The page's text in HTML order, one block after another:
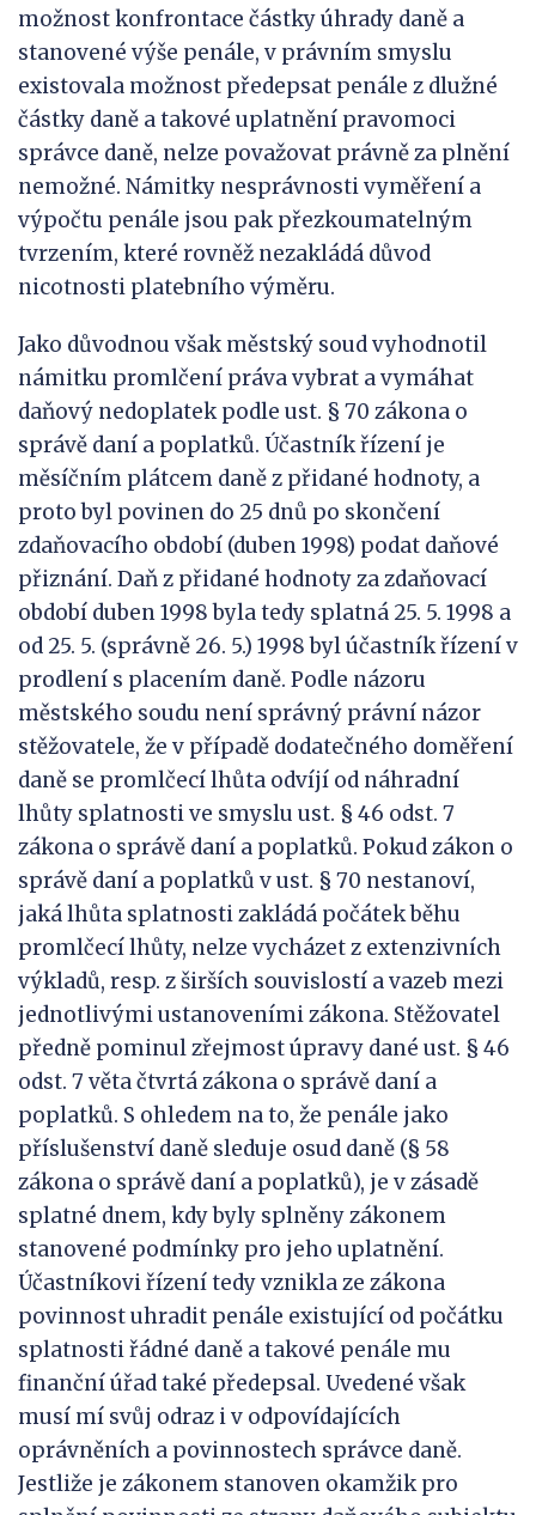
možnost konfrontace částky úhrady daně a
stanovené výše penále, v právním smyslu
existovala možnost předepsat penále z dlužné
částky daně a takové uplatnění pravomoci
správce daně, nelze považovat právně za plnění
nemožné. Námitky nesprávnosti vyměření a
výpočtu penále jsou pak přezkoumatelným
tvrzením, které rovněž nezakládá důvod
nicotnosti platebního výměru.
Jako důvodnou však městský soud vyhodnotil
námitku promlčení práva vybrat a vymáhat
daňový nedoplatek podle ust. § 70 zákona o
správě daní a poplatků. Účastník řízení je
měsíčním plátcem daně z přidané hodnoty, a
proto byl povinen do 25 dnů po skončení
zdaňovacího období (duben 1998) podat daňové
přiznání. Daň z přidané hodnoty za zdaňovací
období duben 1998 byla tedy splatná 25. 5. 1998 a
od 25. 5. (správně 26. 5.) 1998 byl účastník řízení v
prodlení s placením daně. Podle názoru
městského soudu není správný právní názor
stěžovatele, že v případě dodatečného doměření
daně se promlčecí lhůta odvíjí od náhradní
lhůty splatnosti ve smyslu ust. § 46 odst. 7
zákona o správě daní a poplatků. Pokud zákon o
správě daní a poplatků v ust. § 70 nestanoví,
jaká lhůta splatnosti zakládá počátek běhu
promlčecí lhůty, nelze vycházet z extenzivních
výkladů, resp. z širších souvislostí a vazeb mezi
jednotlivými ustanoveními zákona. Stěžovatel
předně pominul zřejmost úpravy dané ust. § 46
odst. 7 věta čtvrtá zákona o správě daní a
poplatků. S ohledem na to, že penále jako
příslušenství daně sleduje osud daně (§ 58
zákona o správě daní a poplatků), je v zásadě
splatné dnem, kdy byly splněny zákonem
stanovené podmínky pro jeho uplatnění.
Účastníkovi řízení tedy vznikla ze zákona
povinnost uhradit penále existující od počátku
splatnosti řádné daně a takové penále mu
finanční úřad také předepsal. Uvedené však
musí mí svůj odraz i v odpovídajících
oprávněních a povinnostech správce daně.
Jestliže je zákonem stanoven okamžik pro